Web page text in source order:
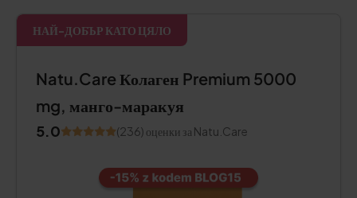
НАЙ-ДОБЪР КАТО ЦЯЛО
Natu.Care Колаген Premium 5000
mg, манго-маракуя
5.0 (236) оценки за Natu.Care